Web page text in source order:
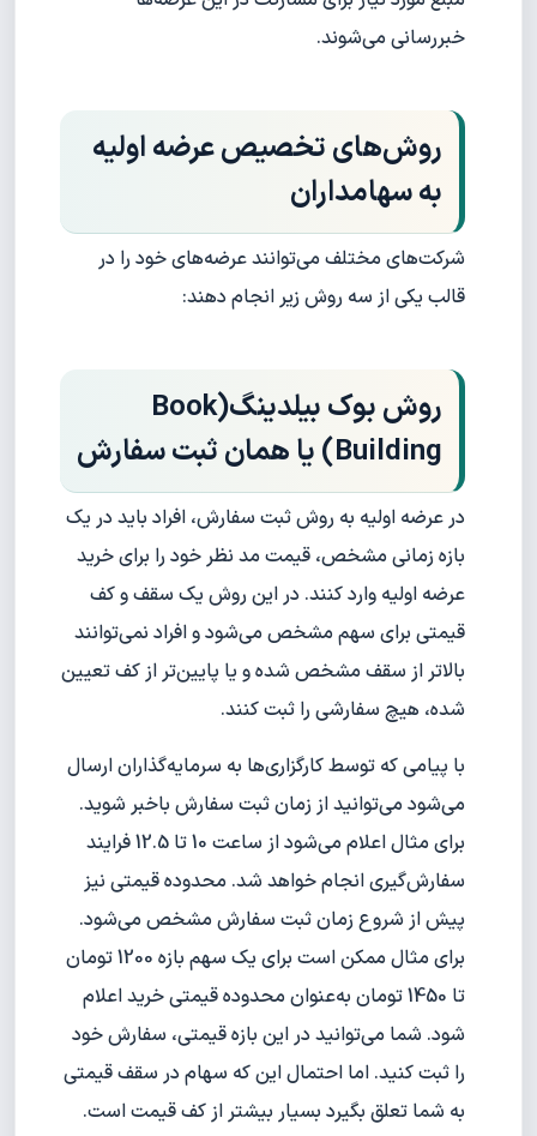
خبر‌رسانی می‌شوند.
روش‌های تخصیص عرضه اولیه
به سهامداران
شرکت‌های مختلف می‌توانند عرضه‌های خود را در
قالب یکی از سه روش زیر انجام دهند:
روش بوک بیلدینگ (Book
Building) یا همان ثبت سفارش
در عرضه اولیه به روش ثبت سفارش، افراد باید در یک
بازه زمانی مشخص، قیمت مد نظر خود را برای خرید
عرضه اولیه وارد کنند. در این روش یک سقف و کف
قیمتی برای سهم مشخص می‌شود و افراد نمی‌توانند
بالاتر از سقف مشخص شده و یا پایین‌تر از کف تعیین
شده، هیچ سفارشی را ثبت کنند.
با پیامی که توسط کارگزاری‌ها به سرمایه‌گذاران ارسال
می‌شود می‌توانید از زمان ثبت سفارش با‌خبر شوید.
برای مثال اعلام می‌شود از ساعت 10 تا 12.5 فرایند
سفارش‌گیری انجام خواهد شد. محدوده قیمتی نیز
پیش از شروع زمان ثبت سفارش مشخص می‌شود.
برای مثال ممکن است برای یک سهم بازه 1200 تومان
تا 1450 تومان به‌عنوان محدوده قیمتی خرید اعلام
شود. شما می‌توانید در این بازه قیمتی، سفارش خود
را ثبت کنید. اما احتمال این که سهام در سقف قیمتی
به شما تعلق بگیرد بسیار بیشتر از کف قیمت است.